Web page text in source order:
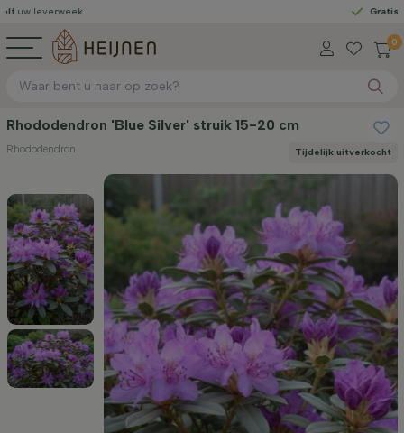
Gratis geleverd
0
Rhododendron 'Blue Silver' struik 15-20 cm
Rhododendron Tijdelijk uitverkocht